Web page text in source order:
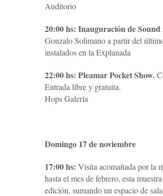
Auditorio
20:00 hs: Inauguración de
Gonzalo Solimano a partir del
instalados en la Explanada
22:00 hs: Pleamar Pocket Show.
Entrada libre y gratuita.
Hops Galería
Domingo 17 de noviembre
17:00 hs: Visita acomañada por la
hasta el mes de febrero, esta
edición, sumando un espacio de